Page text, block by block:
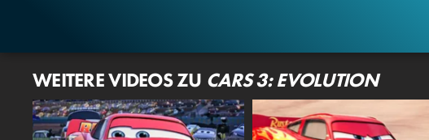
WEITERE VIDEOS ZU CARS 3: EVOLUTION